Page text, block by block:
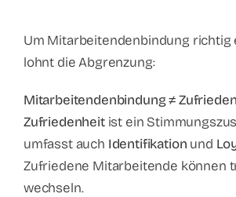
Um Mitarbeitendenbindung richtig
lohnt die Abgrenzung:
Mitarbeitendenbindung ≠
Zufriedenheitist ein
umfasst auch Identifikation und
Zufriedene Mitarbeitende können
wechseln.